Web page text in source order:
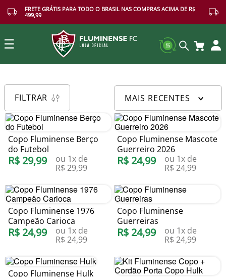
FRETE GRÁTIS PARA TODO O BRASIL NAS COMPRAS ACIMA DE R$
499,99
☰
FILTRAR MAIS RECENTES
Copo Fluminense Berço
do Futebol
R$ 29,99 ou 1x de
R$ 29,99
Copo Fluminense Mascote
Guerreiro 2026
R$ 24,99 ou 1x de
R$ 24,99
Copo Fluminense 1976
Campeão Carioca
R$ 24,99 ou 1x de
R$ 24,99
Copo Fluminense
Guerreiras
R$ 24,99 ou 1x de
R$ 24,99
Copo Fluminense Hulk